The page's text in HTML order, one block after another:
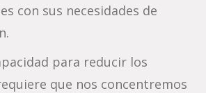
con sus necesidades de
para reducir los
que nos concentremos